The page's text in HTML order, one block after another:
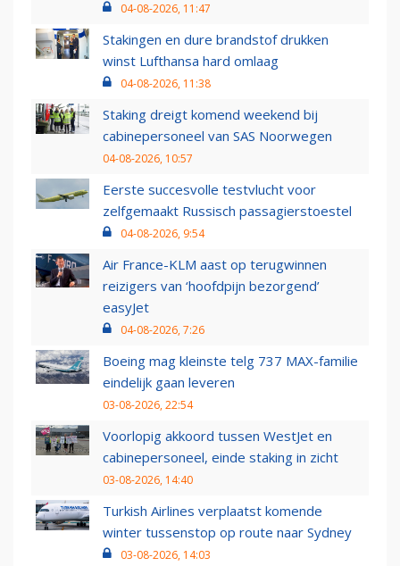
04-08-2026, 11:47
Stakingen en dure brandstof drukken
winst Lufthansa hard omlaag
04-08-2026, 11:38
Staking dreigt komend weekend bij
cabinepersoneel van SAS Noorwegen
04-08-2026, 10:57
Eerste succesvolle testvlucht voor
zelfgemaakt Russisch passagierstoestel
04-08-2026, 9:54
Air France-KLM aast op terugwinnen
reizigers van ‘hoofdpijn bezorgend’
easyJet
04-08-2026, 7:26
Boeing mag kleinste telg 737 MAX-familie
eindelijk gaan leveren
03-08-2026, 22:54
Voorlopig akkoord tussen WestJet en
cabinepersoneel, einde staking in zicht
03-08-2026, 14:40
Turkish Airlines verplaatst komende
winter tussenstop op route naar Sydney
03-08-2026, 14:03